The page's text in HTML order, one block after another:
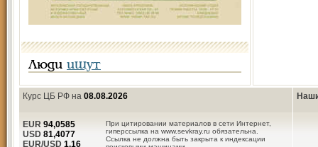
Люди ищут
Курс ЦБ РФ на 08.08.2026
При цитировании материалов в сети Интернет,
гиперссылка на www.sevkray.ru обязательна.
Ссылка не должна быть закрыта к индексации
EUR 94,0585
USD 81,4077
EUR/USD 1.16